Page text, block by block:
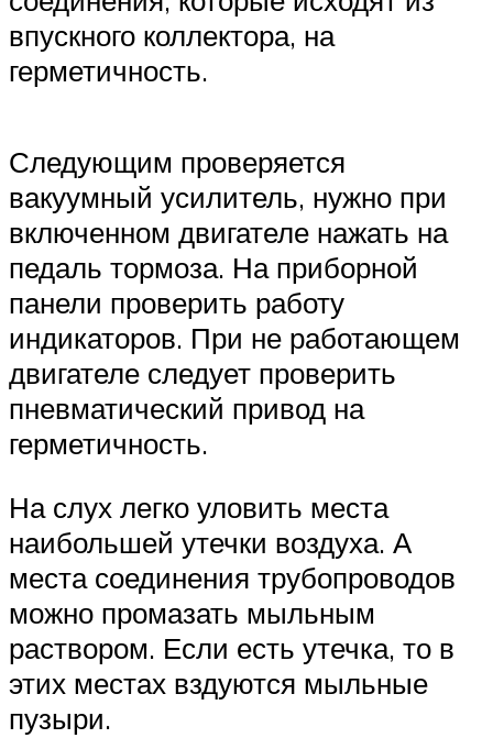
впускного коллектора, на
герметичность.
Следующим проверяется
вакуумный усилитель, нужно при
включенном двигателе нажать на
педаль тормоза. На приборной
панели проверить работу
индикаторов. При не работающем
двигателе следует проверить
пневматический привод на
герметичность.
На слух легко уловить места
наибольшей утечки воздуха. А
места соединения трубопроводов
можно промазать мыльным
раствором. Если есть утечка, то в
этих местах вздуются мыльные
пузыри.